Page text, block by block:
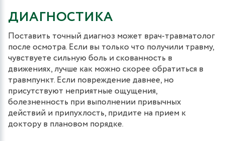
ДИАГНОСТИКА
Поставить точный диагноз может врач-травматолог
после осмотра. Если вы только что получили травму,
чувствуете сильную боль и скованность в
движениях, лучше как можно скорее обратиться в
травмпункт. Если повреждение давнее, но
присутствуют неприятные ощущения,
болезненность при выполнении привычных
действий и припухлость, придите на прием к
доктору в плановом порядке.